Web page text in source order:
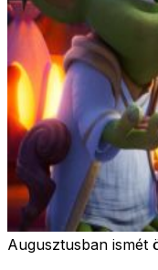
Augusztusban ismét